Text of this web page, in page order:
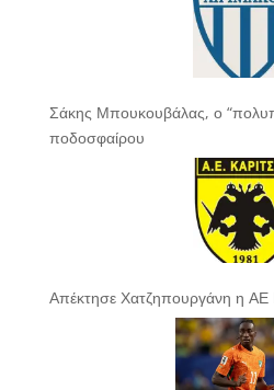
Σάκης Μπουκουβάλας, ο
ποδοσφαίρου
Απέκτησε Χατζηπουργάνη η ΑΕ